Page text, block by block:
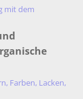
mit dem
Farben, Lacken,